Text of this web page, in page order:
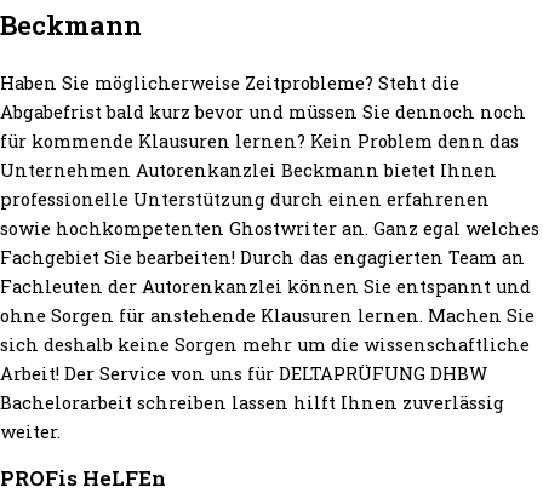
Beckmann
Haben Sie möglicherweise Zeitprobleme? Steht die
Abgabefrist bald kurz bevor und müssen Sie dennoch noch
für kommende Klausuren lernen? Kein Problem denn das
Unternehmen Autorenkanzlei Beckmann bietet Ihnen
professionelle Unterstützung durch einen erfahrenen
sowie hochkompetenten Ghostwriter an. Ganz egal welches
Fachgebiet Sie bearbeiten! Durch das engagierten Team an
Fachleuten der Autorenkanzlei können Sie entspannt und
ohne Sorgen für anstehende Klausuren lernen. Machen Sie
sich deshalb keine Sorgen mehr um die wissenschaftliche
Arbeit! Der Service von uns für DELTAPRÜFUNG DHBW
Bachelorarbeit schreiben lassen hilft Ihnen zuverlässig
weiter.
PROFis HeLFEn